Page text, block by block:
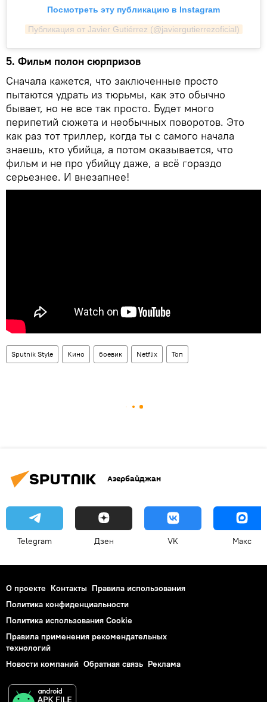
Посмотреть эту публикацию в Instagram
Публикация от Javier Gutiérrez (@javiergutierrezoficial)
5. Фильм полон сюрпризов
Сначала кажется, что заключенные просто
пытаются удрать из тюрьмы, как это обычно
бывает, но не все так просто. Будет много
перипетий сюжета и необычных поворотов. Это
как раз тот триллер, когда ты с самого начала
знаешь, кто убийца, а потом оказывается, что
фильм и не про убийцу даже, а всё гораздо
серьезнее. И внезапнее!
Sputnik Style Кино боевик Netflix Топ
Азербайджан
Telegram Дзен VK Макс
О проекте Контакты Правила использования
Политика конфиденциальности
Политика использования Cookie
Правила применения рекомендательных
технологий
Новости компаний Обратная связь Реклама